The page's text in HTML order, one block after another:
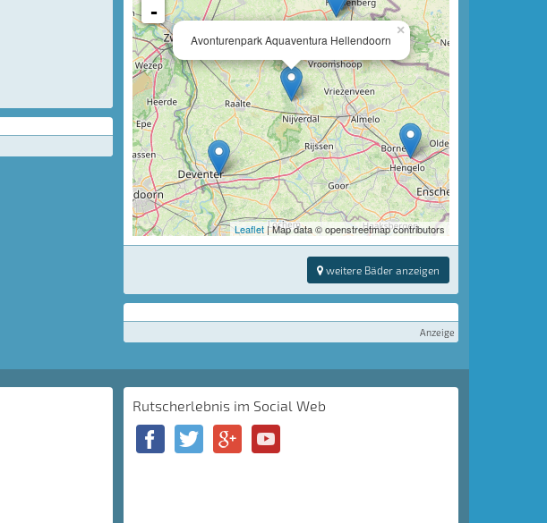
×
Avonturenpark Aquaventura Hellendoorn
-
Leaflet| Map data © openstreetmap contributors
weitere Bäder anzeigen
Anzeige
Rutscherlebnis im Social Web